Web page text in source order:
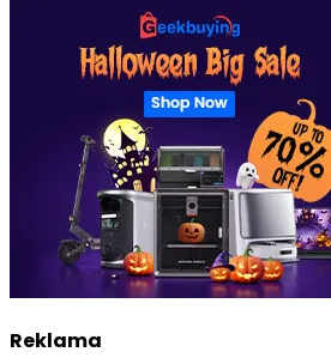
Reklama